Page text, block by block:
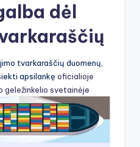
dėl
tvarkaraščių duomenų,
apsilankę oficialioje
geležinkelio svetainėje